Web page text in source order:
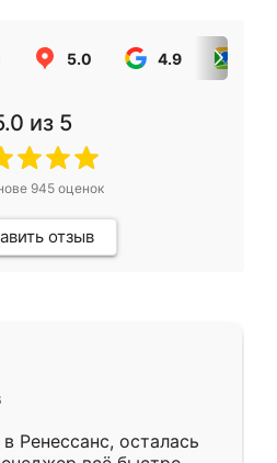
5.0 4.9
из 5
945оценок
отзыв
Ренессанс, осталась